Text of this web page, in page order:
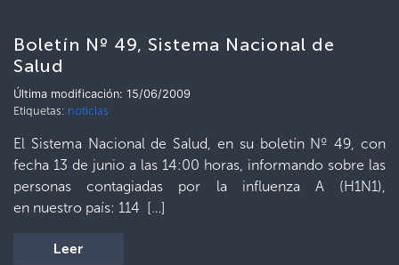
Boletín Nº 49, Sistema Nacional de
Salud
Última modificación: 15/06/2009
Etiquetas: noticias
El Sistema Nacional de Salud, en su boletín Nº 49, con
fecha 13 de junio a las 14:00 horas, informando sobre las
personas contagiadas por la influenza A (H1N1),
en nuestro país: 114 […]
Leer